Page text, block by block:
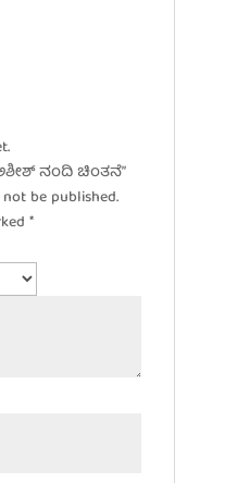
ನಂದಿ ಚಿಂತನೆ”
be published.
*